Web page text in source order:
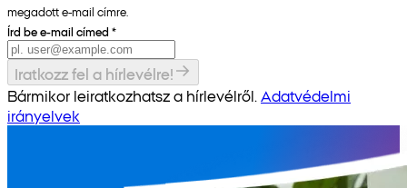
megadott e-mail címre.
Írd be e-mail címed *
Iratkozz fel a hírlevélre!
Bármikor leiratkozhatsz a hírlevélről. Adatvédelmi
irányelvek